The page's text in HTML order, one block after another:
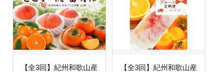
【全3回】紀州和歌山産
【全3回】紀州和歌山産